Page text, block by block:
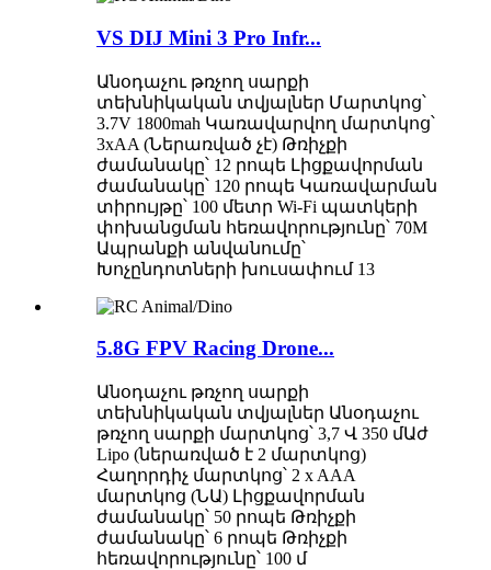
VS DIJ Mini 3 Pro Infr...
Անօդաչու թռչող սարքի
տեխնիկական տվյալներ Մարտկոց՝
3.7V 1800mah Կառավարվող մարտկոց՝
3xAA (Ներառված չէ) Թռիչքի
ժամանակը՝ 12 րոպե Լիցքավորման
ժամանակը՝ 120 րոպե Կառավարման
տիրույթը՝ 100 մետր Wi-Fi պատկերի
փոխանցման հեռավորությունը՝ 70M
Ապրանքի անվանումը՝
Խոչընդոտների խուսափում 13
5.8G FPV Racing Drone...
Անօդաչու թռչող սարքի
տեխնիկական տվյալներ Անօդաչու
թռչող սարքի մարտկոց՝ 3,7 Վ 350 մԱժ
Lipo (ներառված է 2 մարտկոց)
Հաղորդիչ մարտկոց՝ 2 x AAA
մարտկոց (ՆԱ) Լիցքավորման
ժամանակը՝ 50 րոպե Թռիչքի
ժամանակը՝ 6 րոպե Թռիչքի
հեռավորությունը՝ 100 մ